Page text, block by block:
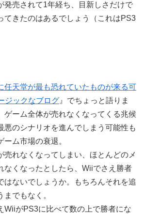
発売されて1年経ち、目新しさだけで
てきたのはあるでしょう（これはPS3
任天堂が最も恐れていたものが来る可
ジックなブログ 』でちょっと語りま
ゲーム全体が売れなくなってくる兆候
悪のシナリオを進んでしまう可能性も
ム市場の衰退。
売れなくなってしまい、ほとんどのメ
なくなったとしたら、Wiiでさえ勝者
はないでしょうか。もちろんそれを追
までもなく。
WiiがPS3に比べて数の上で勝者にな